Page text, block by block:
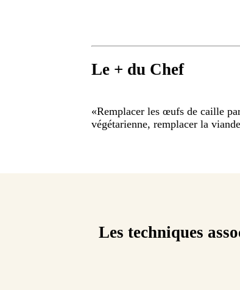
Le + du Chef
«Remplacer les œufs de caille
végétarienne, remplacer la
Les techniques